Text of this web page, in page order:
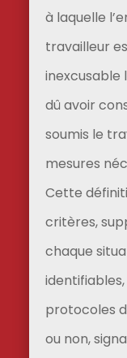
à laquelle
travailleur
inexcusable
dû avoir
soumis le
mesures
Cette
critères,
chaque
protocoles
ou non,